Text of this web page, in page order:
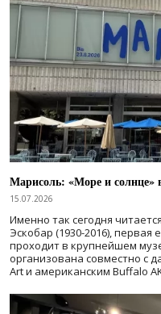
Марисоль: «Море и солнце»
15.07.2026
Именно так сегодня
Эскобар (1930-2016),
проходит в крупнейшем
организована совместно с
Art и американским Buffalo